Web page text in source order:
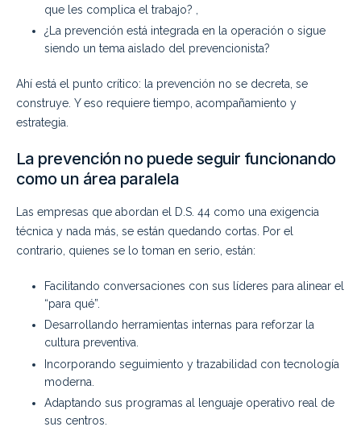
que les complica el trabajo? ,
¿La prevención está integrada en la operación o sigue
siendo un tema aislado del prevencionista?
Ahí está el punto crítico: la prevención no se decreta, se
construye. Y eso requiere tiempo, acompañamiento y
estrategia.
La prevención no puede seguir funcionando
como un área paralela
Las empresas que abordan el D.S. 44 como una exigencia
técnica y nada más, se están quedando cortas. Por el
contrario, quienes se lo toman en serio, están:
Facilitando conversaciones con sus líderes para alinear el
“para qué”.
Desarrollando herramientas internas para reforzar la
cultura preventiva.
Incorporando seguimiento y trazabilidad con tecnología
moderna.
Adaptando sus programas al lenguaje operativo real de
sus centros.